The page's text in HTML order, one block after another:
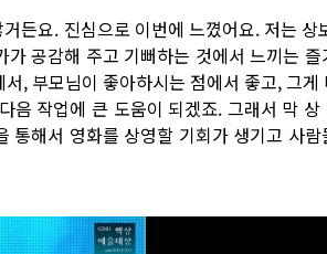
든요. 진심으로 이번에 느꼈어요. 저는
공감해 주고 기뻐하는 것에서 느끼는
, 부모님이 좋아하시는 점에서 좋고, 그
음 작업에 큰 도움이 되겠죠. 그래서 막
통해서 영화를 상영할 기회가 생기고 사